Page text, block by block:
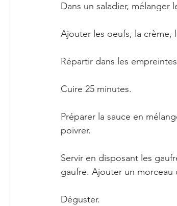
Dans un saladier, mélanger
Ajouter les oeufs, la crème,
Répartir dans les
Cuire 25 minutes.
Préparer la sauce en
poivrer.
Servir en disposant les
gaufre. Ajouter un morceau
Déguster.